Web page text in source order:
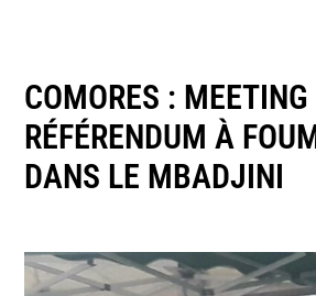
COMORES :
RÉFÉRENDUM À
DANS LE MBADJINI